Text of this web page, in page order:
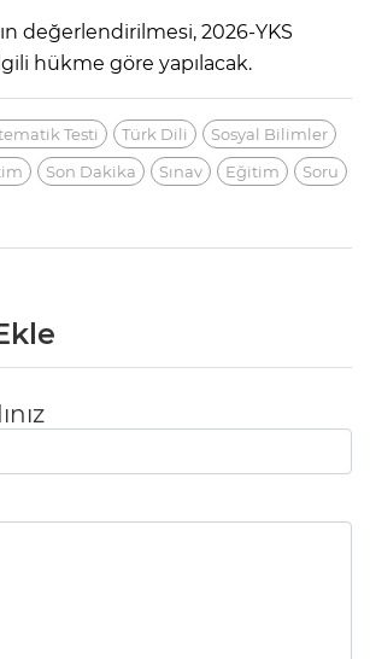
değerlendirilmesi, 2026-YKS
hükme göre yapılacak.
Testi Türk Dili
Sosyal Bilimler
Son Dakika Sınav Eğitim
Soru